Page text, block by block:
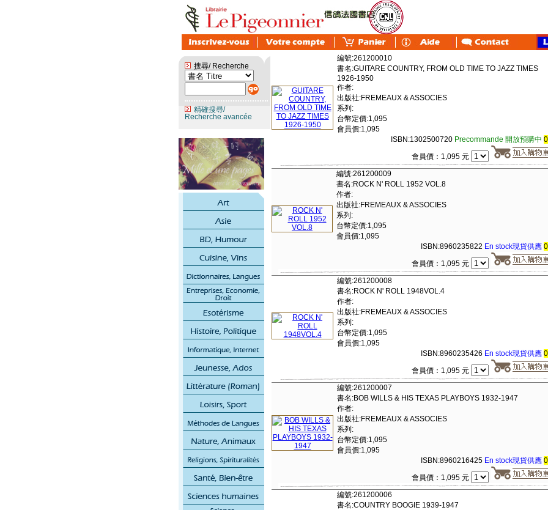
搜尋/ Recherche
精確搜尋/
Recherche avancée
編號:261200010
書名:GUITARE COUNTRY, FROM OLD TIME TO JAZZ TIMES
1926-1950
作者:
出版社:FREMEAUX & ASSOCIES
系列:
台幣定價:1,095
會員價:1,095
ISBN:1302500720 Precommande 開放預購中
會員價：1,095 元
編號:261200009
書名:ROCK N' ROLL 1952 VOL.8
作者:
出版社:FREMEAUX & ASSOCIES
系列:
台幣定價:1,095
會員價:1,095
ISBN:8960235822 En stock現貨供應
會員價：1,095 元
編號:261200008
書名:ROCK N' ROLL 1948VOL.4
作者:
出版社:FREMEAUX & ASSOCIES
系列:
台幣定價:1,095
會員價:1,095
ISBN:8960235426 En stock現貨供應
會員價：1,095 元
編號:261200007
書名:BOB WILLS & HIS TEXAS PLAYBOYS 1932-1947
作者:
出版社:FREMEAUX & ASSOCIES
系列:
台幣定價:1,095
會員價:1,095
ISBN:8960216425 En stock現貨供應
會員價：1,095 元
編號:261200006
書名:COUNTRY BOOGIE 1939-1947